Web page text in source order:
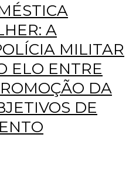
A
MILITAR
ELO ENTRE
DA
DE